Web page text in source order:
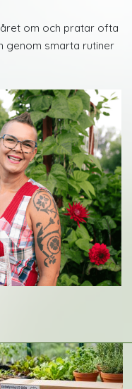
om och pratar ofta
genom smarta rutiner